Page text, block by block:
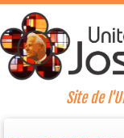
Site de